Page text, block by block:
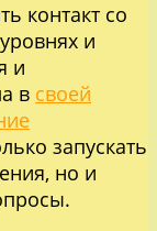
контакт со
и
и
в своей
запускать
но и